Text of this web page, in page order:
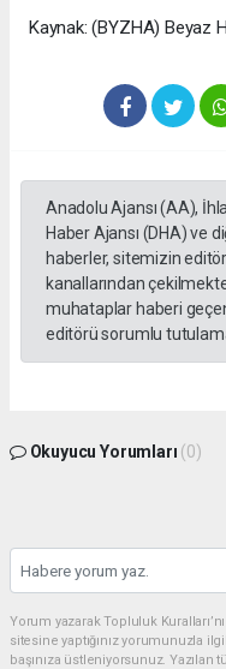
Kaynak: (BYZHA) Beyaz
Anadolu Ajansı (AA),
Haber Ajansı (DHA) ve
haberler, sitemizin
kanallarından
muhataplar haberi
editörü sorumlu
Okuyucu Yorumları (0)
Yorum yazarak Topluluk
sitesine yaptığınız yorumunuzla
başınıza üstleniyorsunuz.